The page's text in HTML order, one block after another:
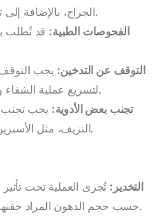
الجراح، بالإضافة إلى تقييم الحالة الصحية العامة.
الفحوصات الطبية: قد تُطلب
التوقف عن التدخين: يجب
لتسريع عملية الشفاء وتقليل مخاطر المضاعفات.
تجنب بعض الأدوية: يجب تجنب
النزيف، مثل الأسبرين وبعض المكملات الغذائية.
التخدير : تُجرى العملية تحت تأثير
حسب حجم الدهون المراد حقنها وتفضيل الجراح والمريض.